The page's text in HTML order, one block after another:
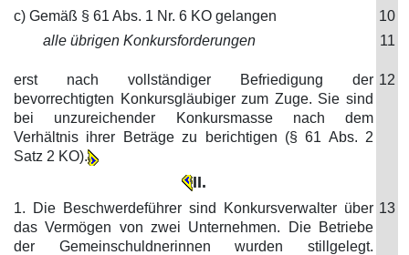
c) Gemäß § 61 Abs. 1 Nr. 6 KO gelangen
10
alle übrigen Konkursforderungen
11
erst nach vollständiger Befriedigung der
bevorrechtigten Konkursgläubiger zum Zuge. Sie sind
bei unzureichender Konkursmasse nach dem
Verhältnis ihrer Beträge zu berichtigen (§ 61 Abs. 2
Satz 2 KO).
12
II.
1. Die Beschwerdeführer sind Konkursverwalter über
das Vermögen von zwei Unternehmen. Die Betriebe
der Gemeinschuldnerinnen wurden stillgelegt.
13